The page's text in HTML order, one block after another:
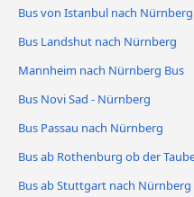
Bus von Istanbul nach Nürnberg
Bus Landshut nach Nürnberg
Mannheim nach Nürnberg Bus
Bus Novi Sad - Nürnberg
Bus Passau nach Nürnberg
Bus ab Rothenburg ob der
Bus ab Stuttgart nach Nürnberg